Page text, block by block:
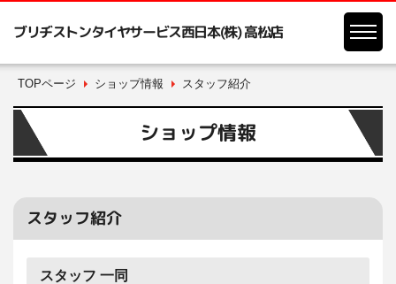
ブリヂストンタイヤサービス西日本(株) 高松店
TOPページ ショップ情報 スタッフ紹介
ショップ情報
スタッフ紹介
スタッフ 一同